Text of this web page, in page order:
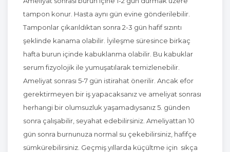
tampon konur. Hasta aynı gün evine gönderilebilir.
Tamponlar çıkarıldıktan sonra 2-3 gün hafif sızıntı
şeklinde kanama olabilir. İyileşme süresince birkaç
hafta burun içinde kabuklanma olabilir. Bu kabuklar
serum fizyolojik ile yumuşatılarak temizlenebilir.
Ameliyat sonrası 5-7 gün istirahat önerilir. Ancak efor
gerektirmeyen bir iş yapacaksanız ve ameliyat sonrası
herhangi bir olumsuzluk yaşamadıysanız 5. günden
sonra çalışabilir, seyahat edebilirsiniz. Ameliyattan 10
gün sonra burnunuza normal su çekebilirsiniz, hafifçe
sümkürebilirsiniz. Geçmiş yıllarda küçültme için sıkça